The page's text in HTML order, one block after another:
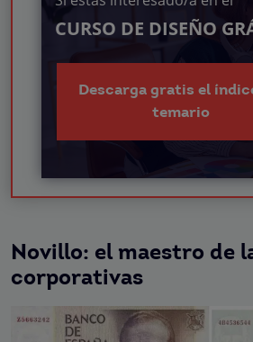
CURSO DE DISEÑO
Descarga gratis el
temario
Novillo: el maestro de
corporativas